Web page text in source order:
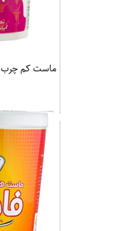
ماست کم چرب 600 گرمی صباح